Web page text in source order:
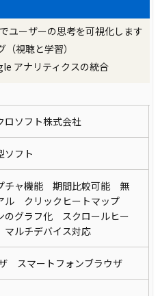
ユーザーの思考を可視化します
視聴と学習）
アナリティクスの統合
ロソフト株式会社
ソフト
チャ機能 期間比較可能 無
ル クリックヒートマップ
のグラフ化 スクロールヒー
ルチデバイス対応
スマートフォンブラウザ